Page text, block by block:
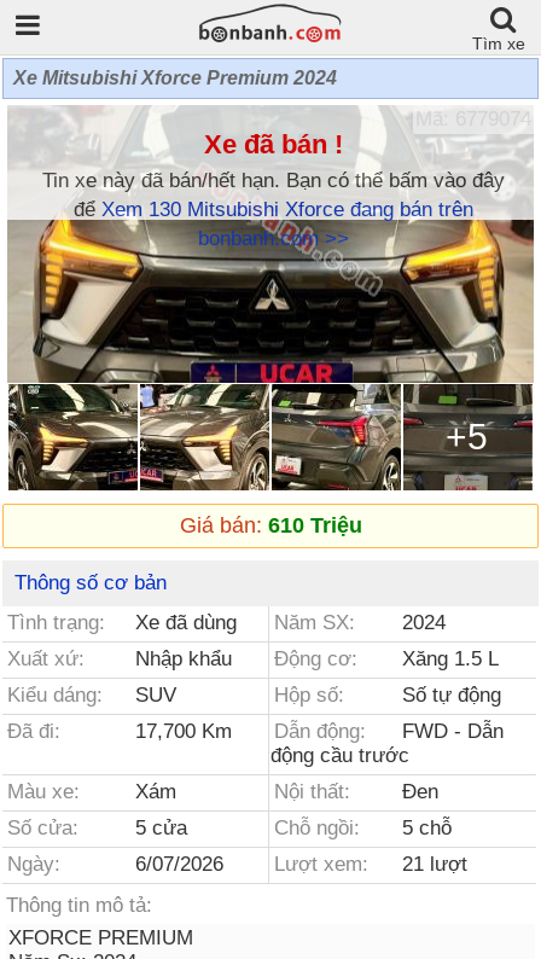
Tìm xe
Xe Mitsubishi Xforce Premium 2024
Xe đã bán !
Tin xe này đã bán/hết hạn. Bạn có thể bấm vào đây
để Xem 130 Mitsubishi Xforce đang bán trên
bonbanh.com >>
Mã: 6779074
+5
Giá bán: 610 Triệu
Thông số cơ bản
Tình trạng:
Xe đã dùng Năm SX:
2024
Xuất xứ:
Nhập khẩu Động cơ:
Xăng 1.5 L
Kiểu dáng:
SUV Hộp số:
Số tự động
Đã đi:
17,700 Km Dẫn động:
FWD - Dẫn
động cầu trước
Màu xe:
Xám Nội thất:
Đen
Số cửa:
5 cửa Chỗ ngồi:
5 chỗ
Ngày:
6/07/2026 Lượt xem:
21 lượt
Thông tin mô tả:
XFORCE PREMIUM